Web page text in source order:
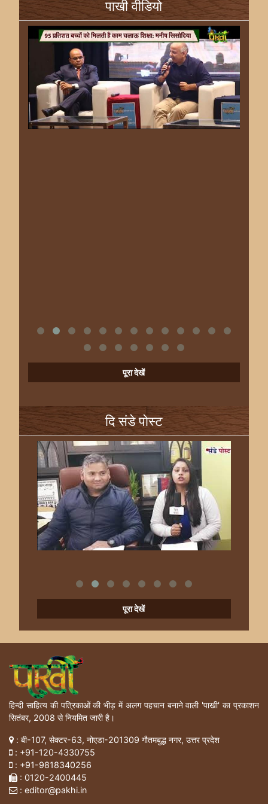
पाखी वीडियो
पूरा देखें
दि संडे पोस्ट
पूरा देखें
हिन्दी साहित्य की पत्रिकाओं की भीड़ में अलग पहचान बनाने वाली 'पाखी' का प्रकाशन
सितंबर, 2008 से नियमित जारी है।
: बी-107, सेक्टर-63, नोएडा-201309 गौतमबुद्ध नगर, उत्तर प्रदेश
: +91-120-4330755
: +91-9818340256
: 0120-2400445
: editor@pakhi.in